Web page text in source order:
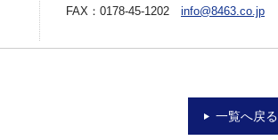
FAX：0178-45-1202 info@8463.co.jp
一覧へ戻る